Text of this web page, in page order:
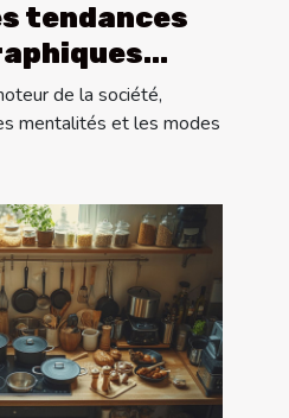
tendances
elles la
?
de la société,
mentalités et les modes